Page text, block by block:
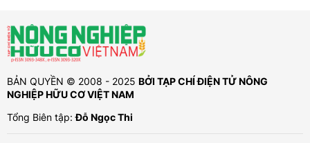
BẢN QUYỀN © 2008 - 2025 BỞI TẠP CHÍ ĐIỆN TỬ NÔNG
NGHIỆP HỮU CƠ VIỆT NAM
Tổng Biên tập:Đỗ Ngọc Thi